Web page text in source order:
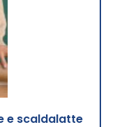
e scaldalatte